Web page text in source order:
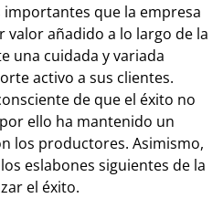
que la empresa
valor añadido a lo largo de la
una cuidada y variada
activo a sus clientes.
de que el éxito no
ello ha mantenido un
los productores. Asimismo,
eslabones siguientes de la
el éxito.